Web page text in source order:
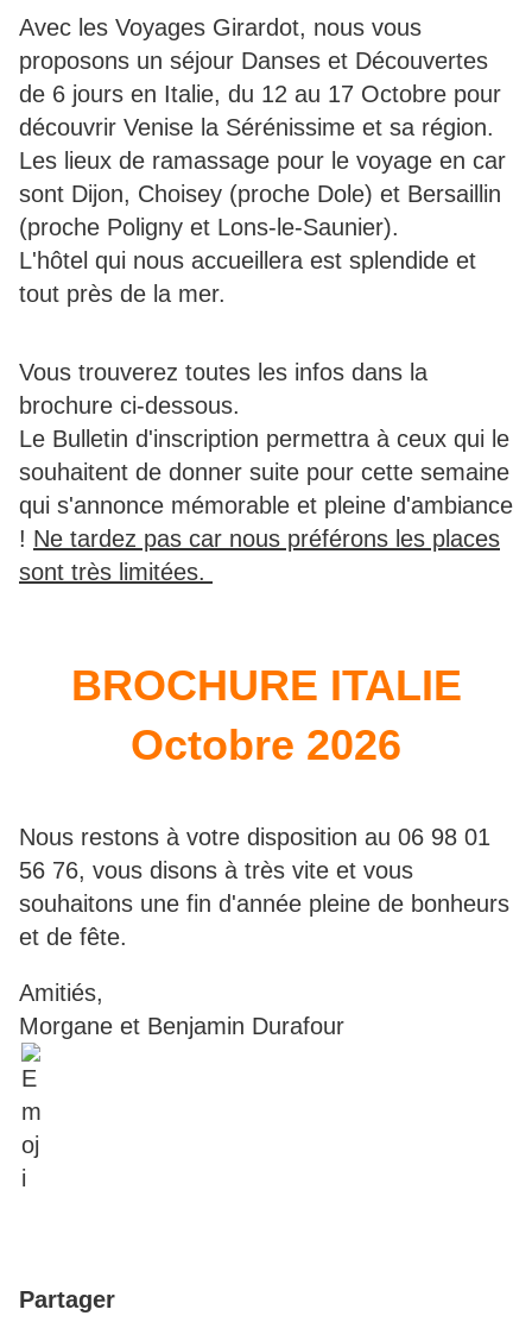
Avec les Voyages Girardot, nous vous
proposons un séjour Danses et Découvertes
de 6 jours en Italie, du 12 au 17 Octobre pour
découvrir Venise la Sérénissime et sa région.
Les lieux de ramassage pour le voyage en car
sont Dijon, Choisey (proche Dole) et Bersaillin
(proche Poligny et Lons-le-Saunier).
L'hôtel qui nous accueillera est splendide et
tout près de la mer.
Vous trouverez toutes les infos dans la
brochure ci-dessous.
Le Bulletin d'inscription permettra à ceux qui le
souhaitent de donner suite pour cette semaine
qui s'annonce mémorable et pleine d'ambiance
! Ne tardez pas car nous préférons les places
sont très limitées.
BROCHURE ITALIE
Octobre 2026
Nous restons à votre disposition au 06 98 01
56 76, vous disons à très vite et vous
souhaitons une fin d'année pleine de bonheurs
et de fête.
Amitiés,
Morgane et Benjamin Durafour
Partager